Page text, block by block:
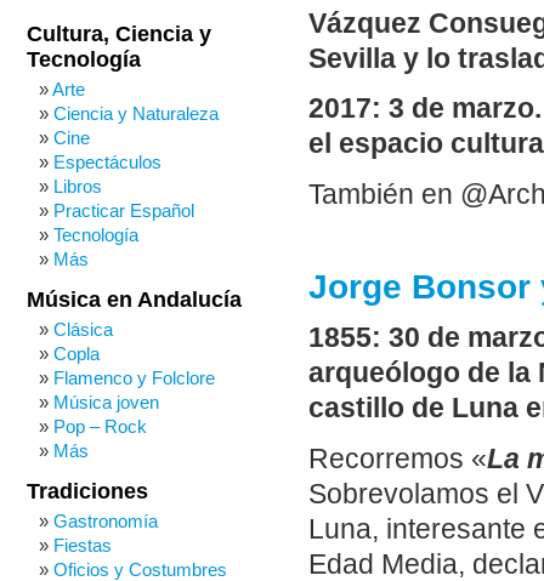
Vázquez
Sevilla y lo
2017: 3 de
el espacio
También en
Jorge Bonsor
1855: 30 de
arqueólogo de la
castillo de Luna
Recorremos «La
Sobrevolamos el
Luna, interesante
Edad Media,
Cultura, Ciencia y
Tecnología
Arte
Ciencia y Naturaleza
Cine
Espectáculos
Libros
Practicar Español
Tecnología
Más
Música en Andalucía
Clásica
Copla
Flamenco y Folclore
Música joven
Pop – Rock
Más
Tradiciones
Gastronomía
Fiestas
Oficios y Costumbres